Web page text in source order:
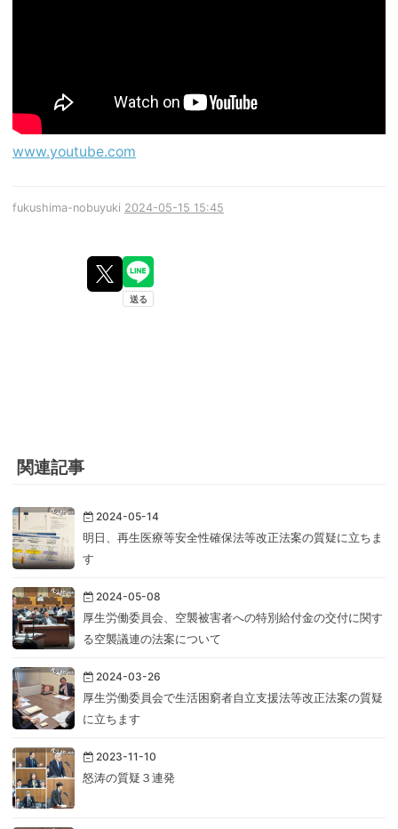
www.youtube.com
fukushima-nobuyuki 2024-05-15 15:45
関連記事
2024-05-14
明日、再生医療等安全性確保法等改正法案の質疑に立ちま
す
2024-05-08
厚生労働委員会、空襲被害者への特別給付金の交付に関す
る空襲議連の法案について
2024-03-26
厚生労働委員会で生活困窮者自立支援法等改正法案の質疑
に立ちます
2023-11-10
怒涛の質疑３連発